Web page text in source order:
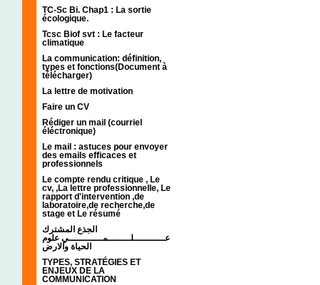
TC-Sc Bi. Chap1 : La sortie
écologique.
Tcsc Biof svt : Le facteur
climatique
La communication: définition,
types et fonctions(Document à
télécharger)
La lettre de motivation
Faire un CV
Rédiger un mail (courriel
éléctronique)
Le mail : astuces pour envoyer
des emails efficaces et
professionnels
Le compte rendu critique , Le
cv, ,La lettre professionnelle, Le
rapport d'intervention ,de
laboratoire,de recherche,de
stage et Le résumé
الجذع المشترك
عـــــــــــلــــــــمــــــــــــي علوم
الحياة والارض
TYPES, STRATÉGIES ET
ENJEUX DE LA
COMMUNICATION